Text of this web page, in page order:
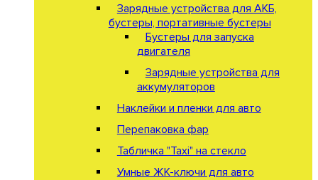
Зарядные устройства для АКБ,
бустеры, портативные бустеры
Бустеры для запуска
двигателя
Зарядные устройства для
аккумуляторов
Наклейки и пленки для авто
Перепаковка фар
Табличка "Taxi" на стекло
Умные ЖК-ключи для авто